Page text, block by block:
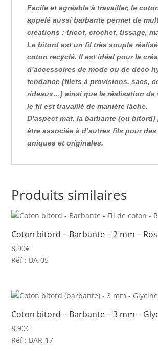
Facile et agréable à travailler, le
appelé aussi barbante permet de
créations : tricot, crochet, tissage,
Le bitord est un fil très souple
coton recyclé. Il est idéal pour la
d’accessoires de mode ou de déco
tendance (filets à provisions, sacs,
rideaux…) ainsi que la réalisation de
le fil est travaillé de manière lâche.
D’aspect mat, la barbante (ou bitord)
être associée à d’autres fils pour
uniques et originales.
Produits similaires
Coton bitord – Barbante – 2 mm –
8,90€
Réf : BA-05
Coton bitord – Barbante – 3 mm –
8,90€
Réf : BAR-17